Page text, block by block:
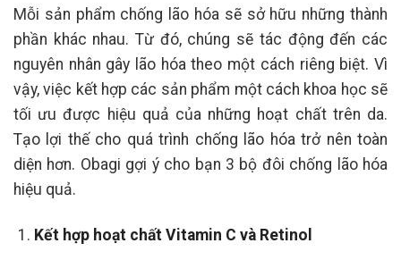
Mỗi sản phẩm chống lão hóa sẽ sở hữu những thành
phần khác nhau. Từ đó, chúng sẽ tác động đến các
nguyên nhân gây lão hóa theo một cách riêng biệt. Vì
vậy, việc kết hợp các sản phẩm một cách khoa học sẽ
tối ưu được hiệu quả của những hoạt chất trên da.
Tạo lợi thế cho quá trình chống lão hóa trở nên toàn
diện hơn. Obagi gợi ý cho bạn 3 bộ đôi chống lão hóa
hiệu quả.
Kết hợp hoạt chất Vitamin C và Retinol